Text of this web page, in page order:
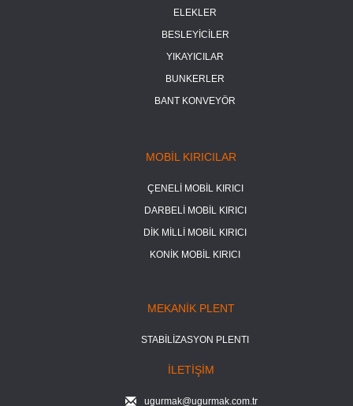
ELEKLER
BESLEYİCİLER
YIKAYICILAR
BUNKERLER
BANT KONVEYÖR
MOBİL KIRICILAR
ÇENELİ MOBİL KIRICI
DARBELİ MOBİL KIRICI
DİK MİLLİ MOBİL KIRICI
KONİK MOBİL KIRICI
MEKANİK PLENT
STABİLİZASYON PLENTI
İLETİŞİM
ugurmak@ugurmak.com.tr